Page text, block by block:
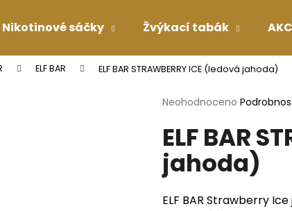
Nikotinové sáčky Žvýkací tabák
ELF BAR ELF BAR STRAWBERRY ICE (ledová jahoda)
Průměrné
produktu
je
0,0
5
hvězdiček.
Neohodnoceno
ELF BAR
jahoda)
ELF BAR Strawberry
Co potřebujete najít?
HLEDAT